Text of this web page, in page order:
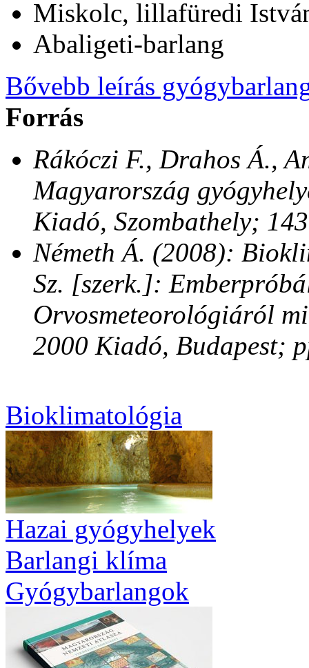
Miskolc, lillafüredi
Abaligeti-barlang
Bővebb leírás
Forrás
Rákóczi F., Drahos Á.,
Magyarország
Kiadó, Szombathely;
Németh Á. (2008):
Sz. [szerk.]:
Orvosmeteorológiáról
2000 Kiadó, Budapest;
Bioklimatológia
Hazai gyógyhelyek
Barlangi klíma
Gyógybarlangok